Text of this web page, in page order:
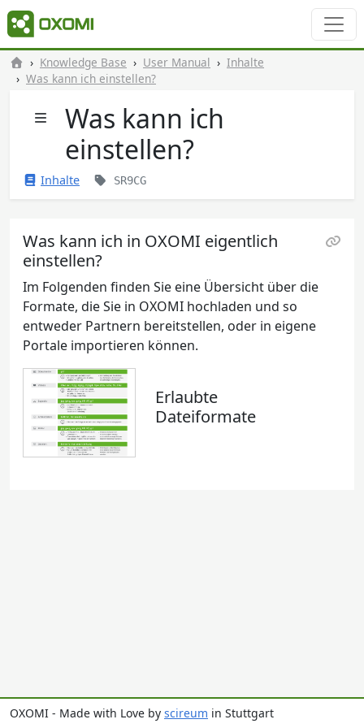
Knowledge Base User Manual
Inhalte
Was kann ich einstellen?
Was kann ich
einstellen?
Inhalte SR9CG
Was kann ich in OXOMI eigentlich
einstellen?
Im Folgenden finden Sie eine Übersicht über die
Formate, die Sie in OXOMI hochladen und so
entweder Partnern bereitstellen, oder in eigene
Portale importieren können.
Erlaubte
Dateiformate
OXOMI - Made with Love by scireum in Stuttgart